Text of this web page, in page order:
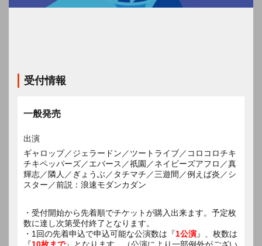
受付情報
一般発売
出演
ギャロップ／ジェラードン／ツートライブ／コロコロチキ
チキペッパーズ／エバース／祇園／ネイビーズアフロ／真
輝志／隣人／ぎょうぶ／タチマチ／三遊間／例えば炎／シ
スター／前説：浪速モダンカダン
・受付開始から先着順でチケットが購入出来ます。予定枚
数に達し次第受付終了となります。
・1回の先着申込で申込可能な公演数は『1公演』、枚数は